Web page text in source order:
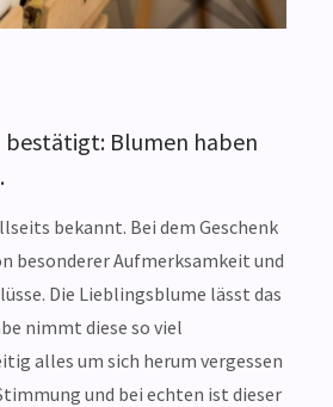
bestätigt: Blumen haben
bekannt. Bei dem Geschenk
besonderer Aufmerksamkeit und
Die Lieblingsblume lässt das
nimmt diese so viel
alles um sich herum vergessen
und bei echten ist dieser